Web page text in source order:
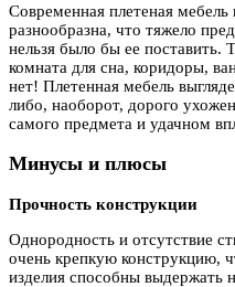
Современная плетеная мебель
разнообразна, что тяжело
нельзя было бы ее поставить.
комната для сна, коридоры,
нет! Плетенная мебель
либо, наоборот, дорого
самого предмета и удачном
Минусы и плюсы
Прочность конструкции
Однородность и отсутствие
очень крепкую конструкцию,
изделия способны выдержать